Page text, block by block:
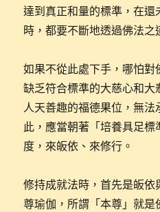
達到真正和量的標準，在
時，都要不斷地透過佛法之
如果不從此處下手，哪怕
缺乏符合標準的大慈心和大
人天善趣的福德果位，無法
此，應當朝著「培養具足標
度，來皈依、來修行。
修持成就法時，首先是皈
尊瑜伽，所謂「本尊」就是